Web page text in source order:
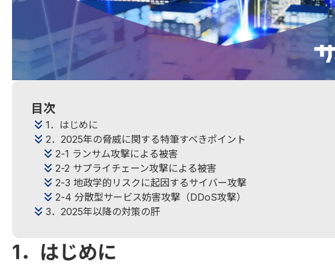
目次
1．はじめに
2．2025年の脅威に関する特筆すべきポイント
2-1 ランサム攻撃による被害
2-2 サプライチェーン攻撃による被害
2-3 地政学的リスクに起因するサイバー攻撃
2-4 分散型サービス妨害攻撃（DDoS攻撃）
3．2025年以降の対策の肝
1．はじめに